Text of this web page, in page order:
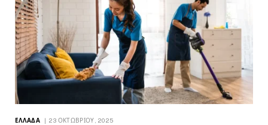
ΕΛΛΆΔΑ 23 ΟΚΤΩΒΡΊΟΥ, 2025